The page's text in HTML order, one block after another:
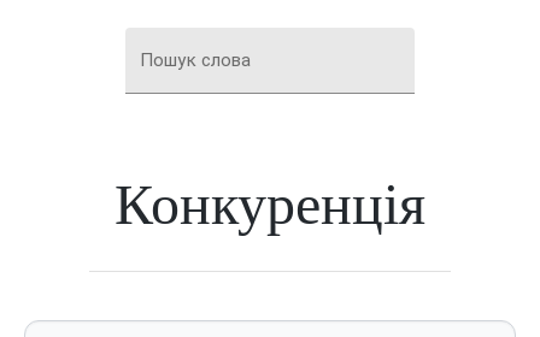
Пошук слова
Конкуренція